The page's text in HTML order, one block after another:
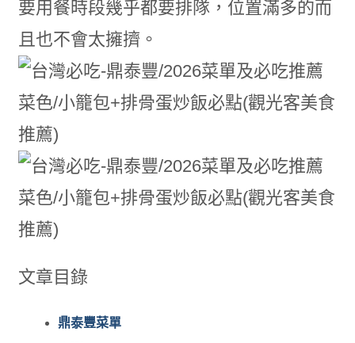
要用餐時段幾乎都要排隊，位置滿多的而
且也不會太擁擠。
文章目錄
鼎泰豐菜單